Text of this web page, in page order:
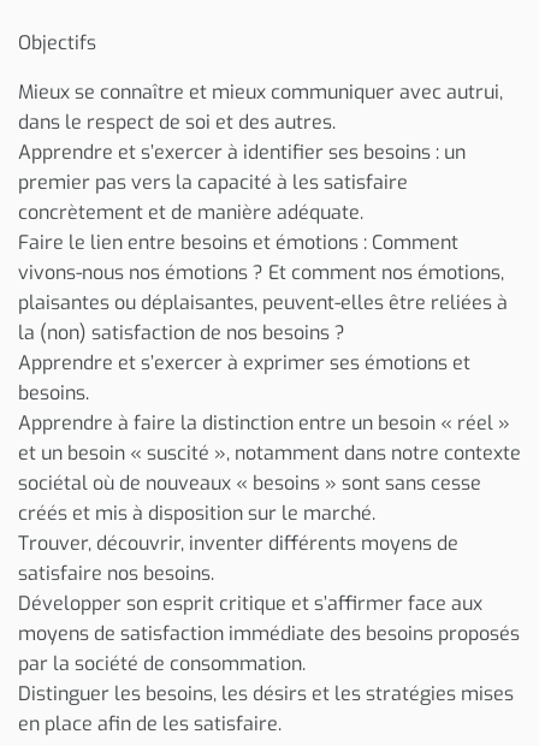
Objectifs
Mieux se connaître et mieux communiquer avec autrui,
dans le respect de soi et des autres.
Apprendre et s’exercer à identifier ses besoins : un
premier pas vers la capacité à les satisfaire
concrètement et de manière adéquate.
Faire le lien entre besoins et émotions : Comment
vivons-nous nos émotions ? Et comment nos émotions,
plaisantes ou déplaisantes, peuvent-elles être reliées à
la (non) satisfaction de nos besoins ?
Apprendre et s’exercer à exprimer ses émotions et
besoins.
Apprendre à faire la distinction entre un besoin « réel »
et un besoin « suscité », notamment dans notre contexte
sociétal où de nouveaux « besoins » sont sans cesse
créés et mis à disposition sur le marché.
Trouver, découvrir, inventer différents moyens de
satisfaire nos besoins.
Développer son esprit critique et s’affirmer face aux
moyens de satisfaction immédiate des besoins proposés
par la société de consommation.
Distinguer les besoins, les désirs et les stratégies mises
en place afin de les satisfaire.